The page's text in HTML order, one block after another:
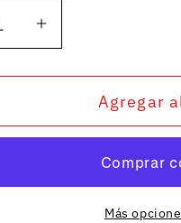
Aumentar
para
Pares
Agregar
Más